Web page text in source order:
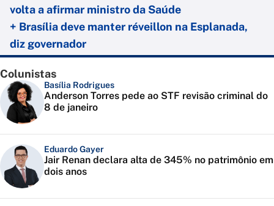
volta a afirmar ministro da Saúde
+ Brasília deve manter réveillon na Esplanada,
diz governador
Colunistas
Basília Rodrigues
Anderson Torres pede ao STF revisão criminal do
8 de janeiro
Eduardo Gayer
Jair Renan declara alta de 345% no patrimônio em
dois anos